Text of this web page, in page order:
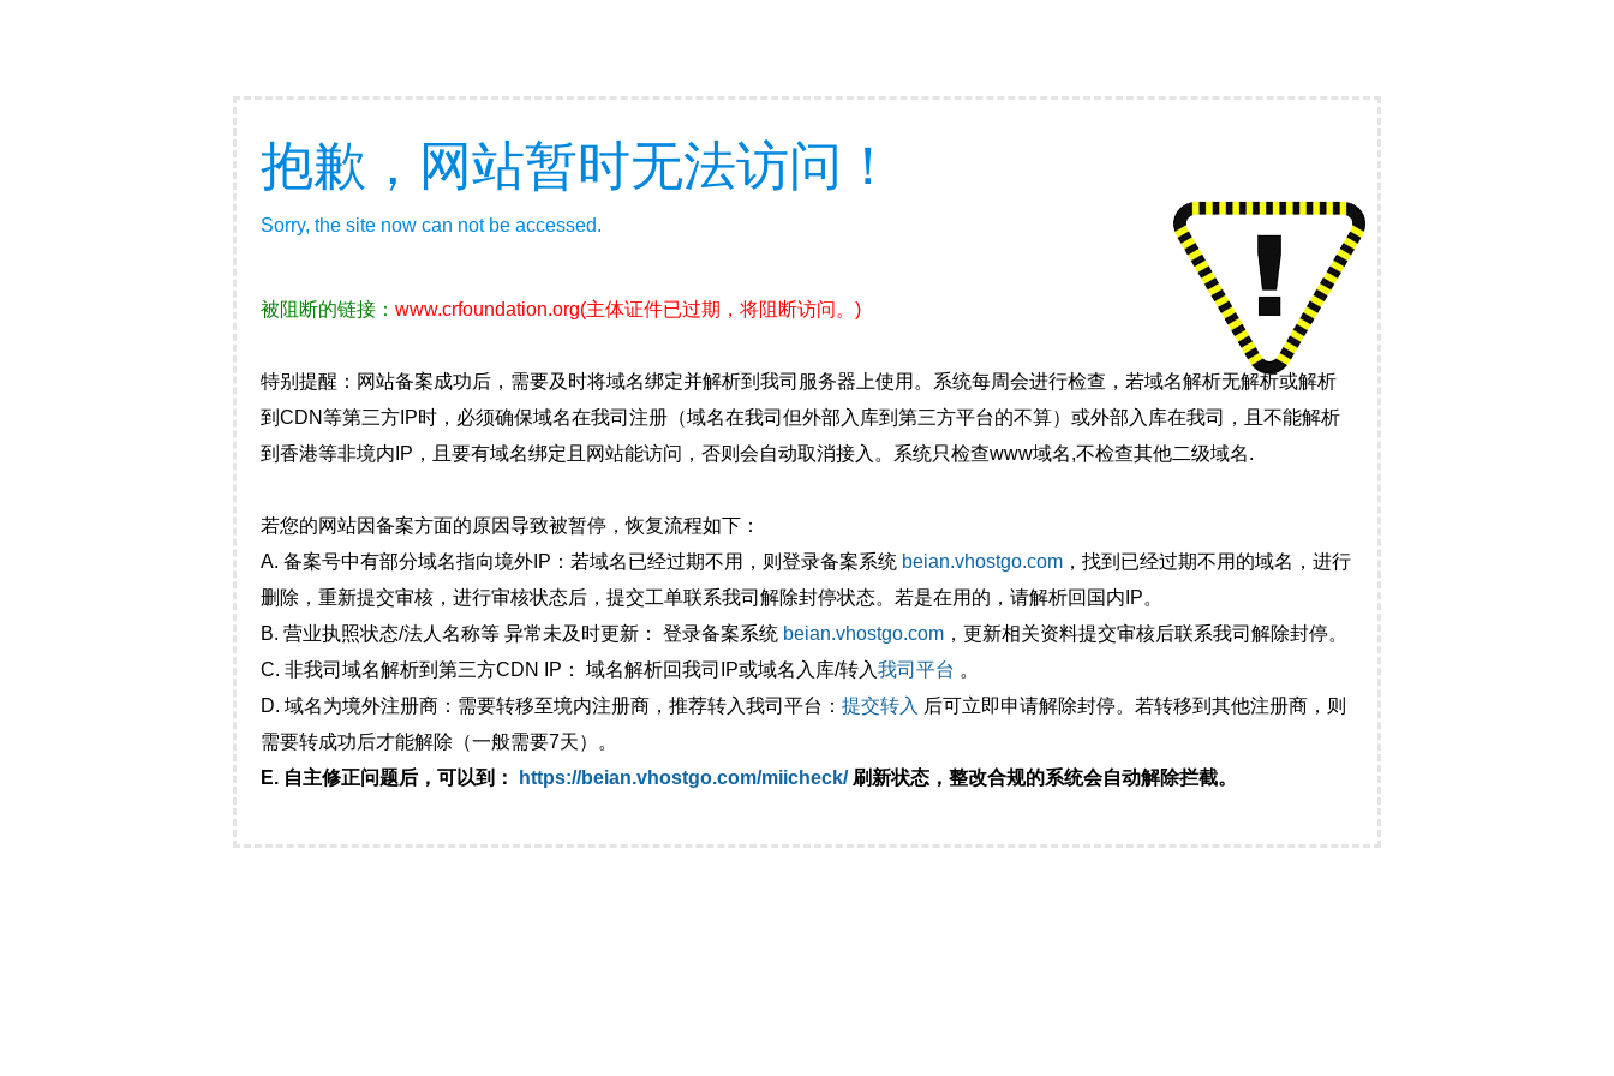
抱歉，网站暂时无法访问！
Sorry, the site now can not be accessed.
被阻断的链接： www.crfoundation.org(主体证件已过期，将阻断访问。)
特别提醒：网站备案成功后，需要及时将域名绑定并解析到我司服务器上使用。系统每周会进行检查，若域名解析无解析或解析
到CDN等第三方IP时，必须确保域名在我司注册（域名在我司但外部入库到第三方平台的不算）或外部入库在我司，且不能解析
到香港等非境内IP，且要有域名绑定且网站能访问，否则会自动取消接入。系统只检查www域名,不检查其他二级域名.
若您的网站因备案方面的原因导致被暂停，恢复流程如下：
A. 备案号中有部分域名指向境外IP：若域名已经过期不用，则登录备案系统 beian.vhostgo.com ，找到已经过期不用的域名，进行
删除，重新提交审核，进行审核状态后，提交工单联系我司解除封停状态。若是在用的，请解析回国内IP。
B. 营业执照状态/法人名称等 异常未及时更新： 登录备案系统 beian.vhostgo.com ，更新相关资料提交审核后联系我司解除封停。
C. 非我司域名解析到第三方CDN IP： 域名解析回我司IP或域名入库/转入我司平台 。
D. 域名为境外注册商：需要转移至境内注册商，推荐转入我司平台： 提交转入 后可立即申请解除封停。若转移到其他注册商，则
需要转成功后才能解除（一般需要7天）。
E. 自主修正问题后，可以到：
https://beian.vhostgo.com/miicheck/刷新状态，整改合规的系统会自动解除拦截。